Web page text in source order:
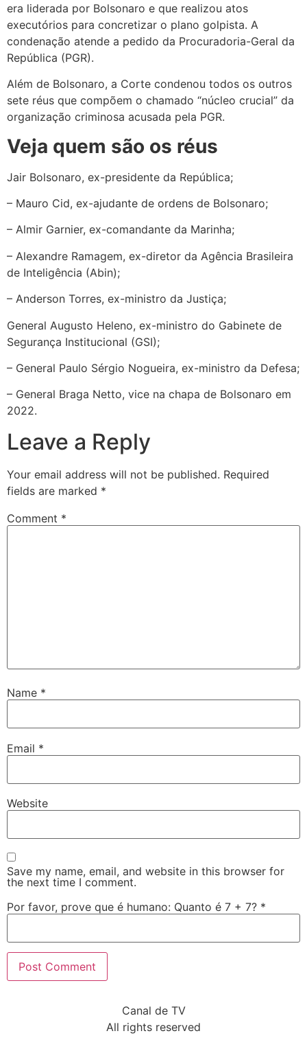
era liderada por Bolsonaro e que realizou atos
executórios para concretizar o plano golpista. A
condenação atende a pedido da Procuradoria-Geral da
República (PGR).
Além de Bolsonaro, a Corte condenou todos os outros
sete réus que compõem o chamado “núcleo crucial” da
organização criminosa acusada pela PGR.
Veja quem são os réus
Jair Bolsonaro, ex-presidente da República;
– Mauro Cid, ex-ajudante de ordens de Bolsonaro;
– Almir Garnier, ex-comandante da Marinha;
– Alexandre Ramagem, ex-diretor da Agência Brasileira
de Inteligência (Abin);
– Anderson Torres, ex-ministro da Justiça;
General Augusto Heleno, ex-ministro do Gabinete de
Segurança Institucional (GSI);
– General Paulo Sérgio Nogueira, ex-ministro da Defesa;
– General Braga Netto, vice na chapa de Bolsonaro em
2022.
Leave a Reply
Your email address will not be published. Required
fields are marked *
Comment *
Name *
Email *
Website
Save my name, email, and website in this browser for
the next time I comment.
Por favor, prove que é humano: Quanto é 7 + 7? *
Canal de TV
All rights reserved